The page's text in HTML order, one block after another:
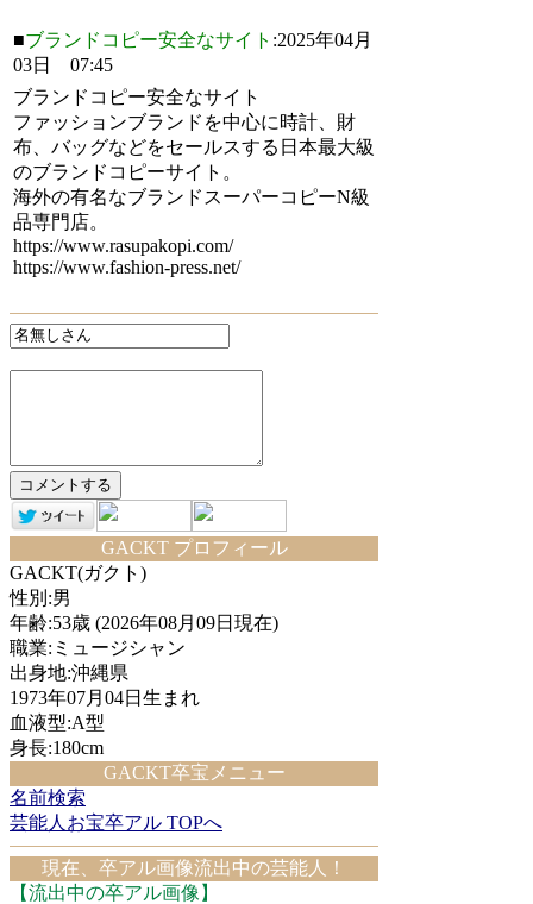
■ブランドコピー安全なサイト :2025年04月
03日 07:45
ブランドコピー安全なサイト
ファッションブランドを中心に時計、財
布、バッグなどをセールスする日本最大級
のブランドコピーサイト。
海外の有名なブランドスーパーコピーN級
品専門店。
https://www.rasupakopi.com/
https://www.fashion-press.net/
GACKT プロフィール
GACKT(ガクト)
性別:男
年齢:53歳 (2026年08月09日現在)
職業:ミュージシャン
出身地:沖縄県
1973年07月04日生まれ
血液型:A型
身長:180cm
GACKT卒宝メニュー
名前検索
芸能人お宝卒アル TOPへ
現在、卒アル画像流出中の芸能人！
【流出中の卒アル画像】